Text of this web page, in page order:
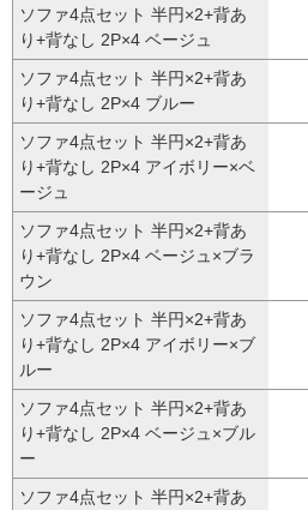
ソファ4点セット 半円×2+背あ
り+背なし 2P×4 ベージュ
ソファ4点セット 半円×2+背あ
り+背なし 2P×4 ブルー
ソファ4点セット 半円×2+背あ
り+背なし 2P×4 アイボリー×ベ
ージュ
ソファ4点セット 半円×2+背あ
り+背なし 2P×4 ベージュ×ブラ
ウン
ソファ4点セット 半円×2+背あ
り+背なし 2P×4 アイボリー×ブ
ルー
ソファ4点セット 半円×2+背あ
り+背なし 2P×4 ベージュ×ブル
ー
ソファ4点セット 半円×2+背あ